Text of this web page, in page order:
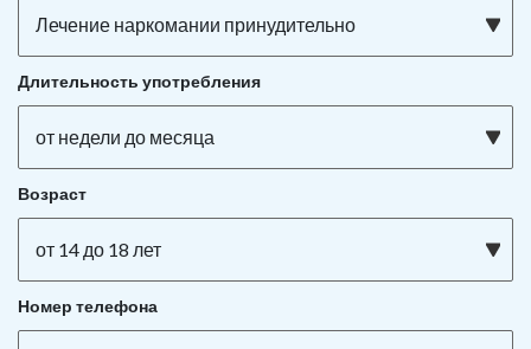
Лечение наркомании принудительно
Длительность употребления
от недели до месяца
Возраст
от 14 до 18 лет
Номер телефона